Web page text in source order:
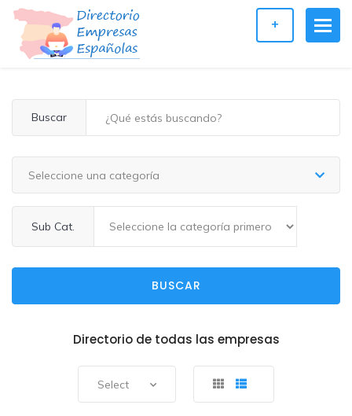
+
Buscar
Seleccione una categoría
Sub Cat.
BUSCAR
Directorio de todas las empresas
Select